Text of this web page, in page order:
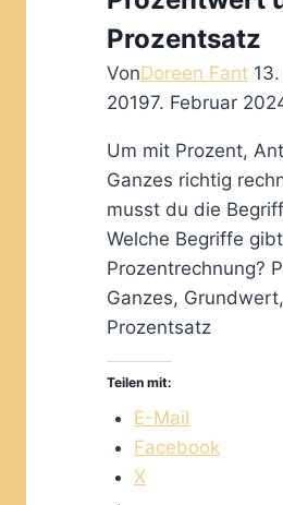
Prozentsatz
VonDoreen Fant
20197. Februar
Um mit Prozent,
Ganzes richtig
musst du die
Welche Begriffe
Prozentrechnung?
Ganzes,
Prozentsatz
Teilen mit:
E-Mail
Facebook
X